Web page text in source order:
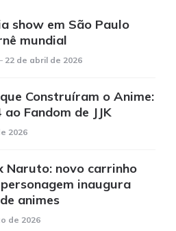
show em São Paulo
mundial
22 de abril de 2026
Construíram o Anime:
Fandom de JJK
2026
Naruto: novo carrinho
inaugura
animes
de 2026